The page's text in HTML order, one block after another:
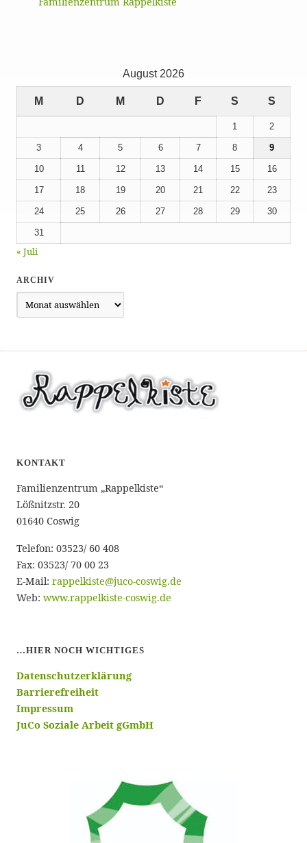
August 2026
M D M D F S S
1 2
3 4 5 6 7 8 9
10 11 12 13 14 15 16
17 18 19 20 21 22 23
24 25 26 27 28 29 30
31
« Juli
ARCHIV
KONTAKT
Familienzentrum „Rappelkiste“
Lößnitzstr. 20
01640 Coswig
Telefon: 03523/ 60 408
Fax: 03523/ 70 00 23
E-Mail: rappelkiste@juco-coswig.de
Web: www.rappelkiste-coswig.de
…HIER NOCH WICHTIGES
Datenschutzerklärung
Barrierefreiheit
Impressum
JuCo Soziale Arbeit gGmbH